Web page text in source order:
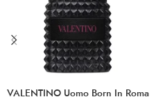
VALENTINO Uomo Born In Roma